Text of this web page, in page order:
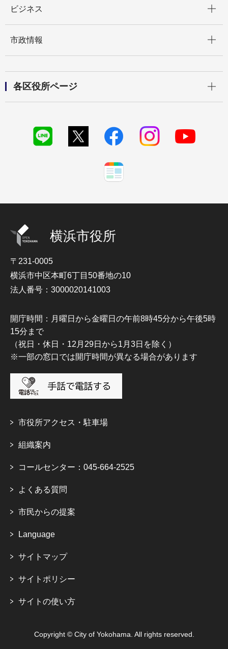
ビジネス
市政情報
各区役所ページ
横浜市役所
〒231-0005
横浜市中区本町6丁目50番地の10
法人番号：3000020141003
開庁時間：月曜日から金曜日の午前8時45分から午後5時
15分まで
（祝日・休日・12月29日から1月3日を除く）
※一部の窓口では開庁時間が異なる場合があります
市役所アクセス・駐車場
組織案内
コールセンター：045-664-2525
よくある質問
市民からの提案
Language
サイトマップ
サイトポリシー
サイトの使い方
Copyright © City of Yokohama. All rights reserved.